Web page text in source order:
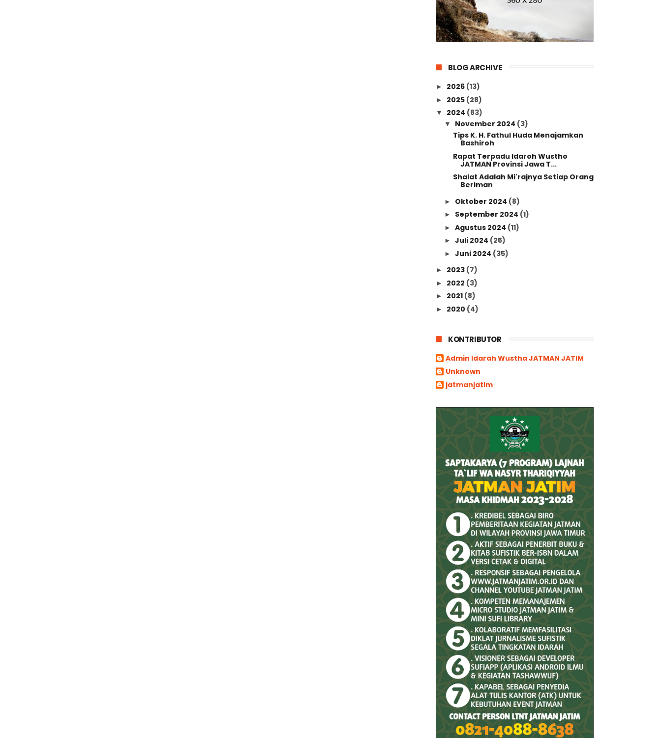
BLOG ARCHIVE
► 2026 (13)
► 2025 (28)
▼ 2024 (83)
▼ November 2024 (3)
Tips K. H. Fathul Huda Menajamkan
Bashiroh
Rapat Terpadu Idaroh Wustho
JATMAN Provinsi Jawa T...
Shalat Adalah Mi'rajnya Setiap Orang
Beriman
► Oktober 2024 (8)
► September 2024 (1)
► Agustus 2024 (11)
► Juli 2024 (25)
► Juni 2024 (35)
► 2023 (7)
► 2022 (3)
► 2021 (8)
► 2020 (4)
KONTRIBUTOR
Admin Idarah Wustha JATMAN JATIM
Unknown
jatmanjatim